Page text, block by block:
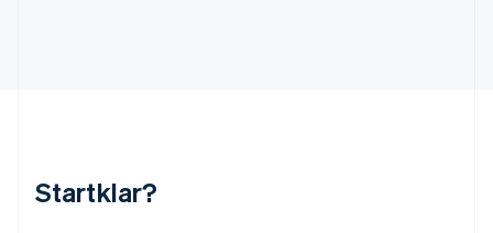
Startklar?
English简体中文